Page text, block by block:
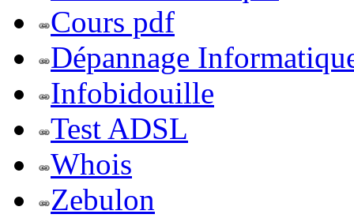
Cours pdf
Dépannage
Infobidouille
Test ADSL
Whois
Zebulon